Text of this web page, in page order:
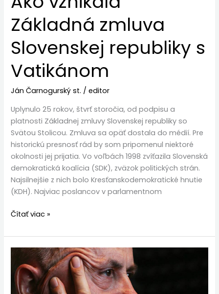
Základná zmluva
Slovenskej republiky s
Vatikánom
Ján Čarnogurský st. /editor
Uplynulo 25 rokov, štvrť storočia, od podpisu a
platnosti Základnej zmluvy Slovenskej republiky so
Svätou Stolicou. Zmluva sa opäť dostala do médií. Pre
historickú presnosť rád by som pripomenul niektoré
okolnosti jej prijatia. Vo voľbách 1998 zvíťazila Slovenská
demokratická koalícia (SDK), zväzok politických strán.
Najsilnejšie z nich bolo Kresťanskodemokratické hnutie
(KDH). Najviac poslancov v parlamentnom
Čítať viac »
Nekvalifikovaný
krok
Progresívneho
Slovenska